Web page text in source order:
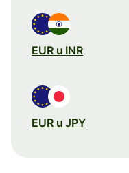
EUR u INR
EUR u JPY